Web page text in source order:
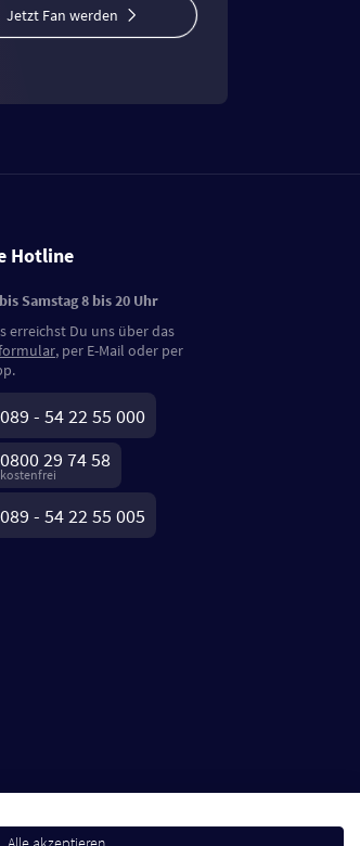
Jetzt Fan werden
Hotline
Samstag 8 bis 20 Uhr
erreichst Du uns über das
, per E-Mail oder per
089 - 54 22 55 000
0800 29 74 58
kostenfrei
089 - 54 22 55 005